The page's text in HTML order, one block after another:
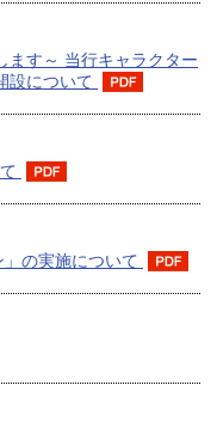
ます～ 当行キャラクター
設について
」の実施について